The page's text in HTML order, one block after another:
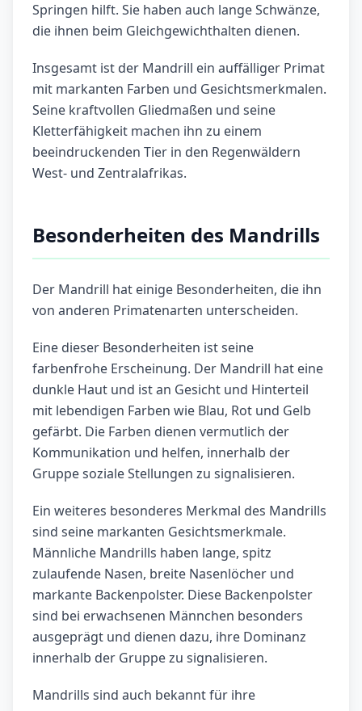
Springen hilft. Sie haben auch lange Schwänze,
die ihnen beim Gleichgewichthalten dienen.
Insgesamt ist der Mandrill ein auffälliger Primat
mit markanten Farben und Gesichtsmerkmalen.
Seine kraftvollen Gliedmaßen und seine
Kletterfähigkeit machen ihn zu einem
beeindruckenden Tier in den Regenwäldern
West- und Zentralafrikas.
Besonderheiten des Mandrills
Der Mandrill hat einige Besonderheiten, die ihn
von anderen Primatenarten unterscheiden.
Eine dieser Besonderheiten ist seine
farbenfrohe Erscheinung. Der Mandrill hat eine
dunkle Haut und ist an Gesicht und Hinterteil
mit lebendigen Farben wie Blau, Rot und Gelb
gefärbt. Die Farben dienen vermutlich der
Kommunikation und helfen, innerhalb der
Gruppe soziale Stellungen zu signalisieren.
Ein weiteres besonderes Merkmal des Mandrills
sind seine markanten Gesichtsmerkmale.
Männliche Mandrills haben lange, spitz
zulaufende Nasen, breite Nasenlöcher und
markante Backenpolster. Diese Backenpolster
sind bei erwachsenen Männchen besonders
ausgeprägt und dienen dazu, ihre Dominanz
innerhalb der Gruppe zu signalisieren.
Mandrills sind auch bekannt für ihre